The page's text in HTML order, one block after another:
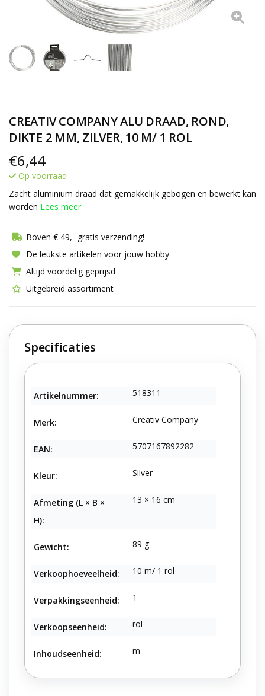
CREATIV COMPANY ALU DRAAD, ROND,
DIKTE 2 MM, ZILVER, 10 M/ 1 ROL
€6,44
Op voorraad
Zacht aluminium draad dat gemakkelijk gebogen en bewerkt kan
worden Lees meer
Boven € 49,- gratis verzending!
De leukste artikelen voor jouw hobby
Altijd voordelig geprijsd
Uitgebreid assortiment
Specificaties
Artikelnummer: 518311
Merk: Creativ Company
EAN: 5707167892282
Kleur: Silver
Afmeting (L × B ×
H):
13 × 16 cm
Gewicht: 89 g
Verkoophoeveelheid: 10 m/ 1 rol
Verpakkingseenheid: 1
Verkoopseenheid: rol
Inhoudseenheid: m